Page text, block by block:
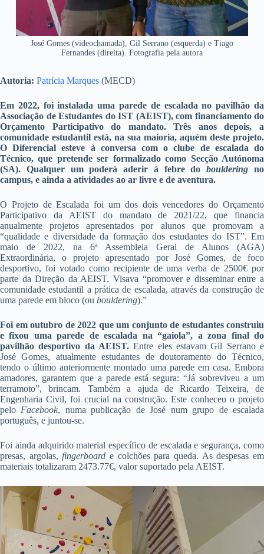
José Gomes (videochamada), Gil Serrano (esquerda) e Tiago
Fernandes (direita). Fotografia pela autora
Autoria: Patrícia Marques (MECD)
Em 2022, foi instalada uma parede de escalada no pavilhão da
Associação de Estudantes do IST (AEIST), com financiamento do
Orçamento Participativo do mandato. Três anos depois, a
comunidade estudantil está, na sua maioria, aquém deste projeto.
O Diferencial esteve à conversa com o clube de escalada do
Técnico, que pretende ser formalizado como Secção Autónoma
(SA). Qualquer um poderá aderir à febre dobouldering no
campus, e ainda a atividades ao ar livre e de aventura.
O Projeto de Escalada foi um dos dois vencedores do Orçamento
Participativo da AEIST do mandato de 2021/22, que financia
anualmente projetos apresentados por alunos que promovam a
“qualidade e diversidade da formação dos estudantes do IST”. Em
maio de 2022, na 6ª Assembleia Geral de Alunos (AGA)
Extraordinária, o projeto apresentado por José Gomes, de foco
desportivo, foi votado como recipiente de uma verba de 2500€ por
parte da Direção da AEIST. Visava “promover e disseminar entre a
comunidade estudantil a prática de escalada, através da construção de
uma parede em bloco (ou bouldering).”
Foi em outubro de 2022 que um conjunto de estudantes construiu
e fixou uma parede de escalada na “gaiola”, a zona final do
pavilhão desportivo da AEIST. Entre eles estavam Gil Serrano e
José Gomes, atualmente estudantes de doutoramento do Técnico,
tendo o último anteriormente montado uma parede em casa. Embora
amadores, garantem que a parede está segura: “Já sobreviveu a um
terramoto”, brincam. Também a ajuda de Ricardo Teixeira, de
Engenharia Civil, foi crucial na construção. Este conheceu o projeto
pelo Facebook, numa publicação de José num grupo de escalada
português, e juntou-se.
Foi ainda adquirido material específico de escalada e segurança, como
presas, argolas,fingerboard e colchões para queda. As despesas em
materiais totalizaram 2473.77€, valor suportado pela AEIST.